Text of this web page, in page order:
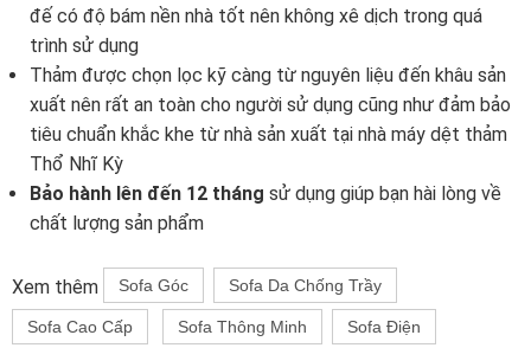
đế có độ bám nền nhà tốt nên không xê dịch trong quá
trình sử dụng
Thảm được chọn lọc kỹ càng từ nguyên liệu đến khâu sản
xuất nên rất an toàn cho người sử dụng cũng như đảm bảo
tiêu chuẩn khắc khe từ nhà sản xuất tại nhà máy dệt thảm
Thổ Nhĩ Kỳ
Bảo hành lên đến 12 tháng sử dụng giúp bạn hài lòng về
chất lượng sản phẩm
Xem thêm Sofa Góc Sofa Da Chống Trầy
Sofa Cao Cấp Sofa Thông Minh Sofa Điện